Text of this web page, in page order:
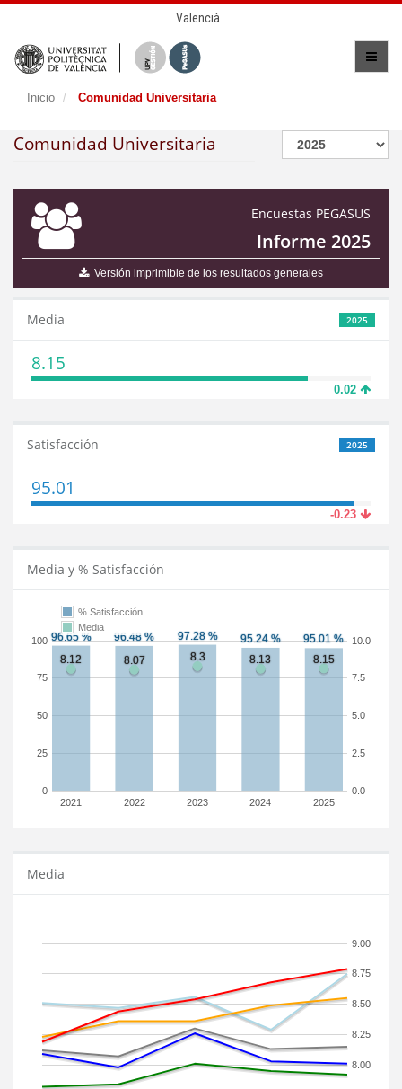
Valencià
Inicio Comunidad Universitaria
Comunidad Universitaria
Encuestas PEGASUS
Informe 2025
Versión imprimible de los resultados generales
2025
Media
8.15
0.02
2025
Satisfacción
95.01
-0.23
Media y % Satisfacción
2021 2022 2023 2024 2025
0
25
50
75
100
0.0
2.5
5.0
7.5
10.0
% Satisfacción
Media
Media
8.00
8.25
8.50
8.75
9.00